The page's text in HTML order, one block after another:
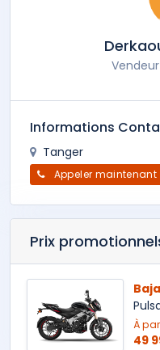
Informations
Tanger
Appeler maintenant
Prix
À
49